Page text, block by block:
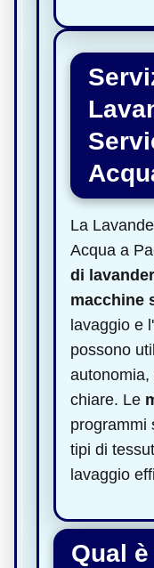
La
Acqua a
di
macchine
lavaggio e
possono
autonomia,
chiare. Le
programmi
tipi di
lavaggio
Qual